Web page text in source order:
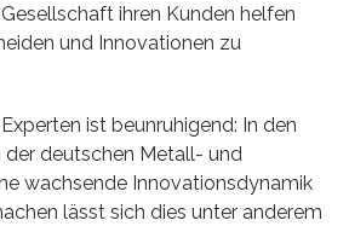
ihren Kunden helfen
und Innovationen zu
ist beunruhigend: In den
der deutschen Metall- und
wachsende Innovationsdynamik
lässt sich dies unter anderem